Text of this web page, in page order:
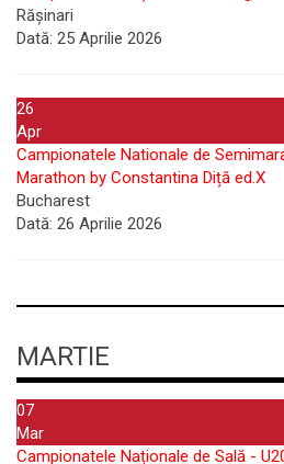
Rășinari
Dată: 25 Aprilie 2026
26
Apr
Campionatele Nationale de
Marathon by Constantina Diță ed.X
Bucharest
Dată: 26 Aprilie 2026
MARTIE
07
Mar
Campionatele Naționale de Sală -